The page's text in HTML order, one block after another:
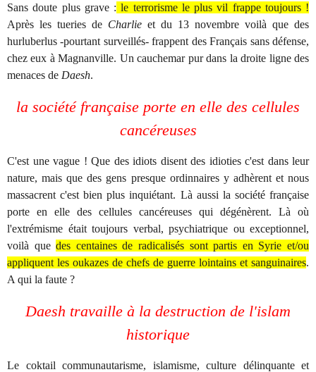
Sans doute plus grave : le terrorisme le plus vil frappe toujours !
Après les tueries de Charlie et du 13 novembre voilà que des
hurluberlus -pourtant surveillés- frappent des Français sans défense,
chez eux à Magnanville. Un cauchemar pur dans la droite ligne des
menaces de Daesh.
la société française porte en elle des cellules
cancéreuses
C'est une vague ! Que des idiots disent des idioties c'est dans leur
nature, mais que des gens presque ordinnaires y adhèrent et nous
massacrent c'est bien plus inquiétant. Là aussi la société française
porte en elle des cellules cancéreuses qui dégénèrent. Là où
l'extrémisme était toujours verbal, psychiatrique ou exceptionnel,
voilà quedes centaines de radicalisés sont partis en Syrie et/ou
appliquent les oukazes de chefs de guerre lointains et sanguinaires.
A qui la faute ?
Daesh travaille à la destruction de l'islam
historique
Le coktail communautarisme, islamisme, culture délinquante et